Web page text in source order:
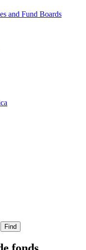
and Fund Boards
Find